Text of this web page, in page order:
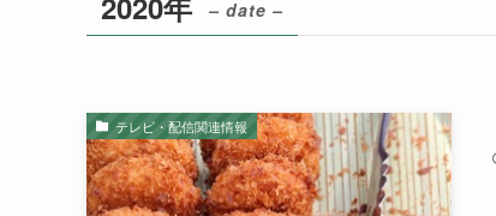
– date –
テレビ・配信関連情報